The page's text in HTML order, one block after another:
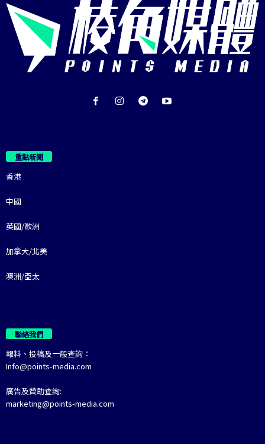
重點新聞
香港
中國
英國/歐洲
加拿大/北美
澳洲/亞太
聯絡我們
報料、投稿及一般查詢：
Info@points-media.com
廣告及贊助查詢:
marketing@points-media.com